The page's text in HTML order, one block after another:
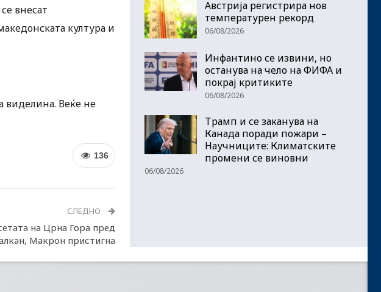
внесат
култура и
виделина. Веќе не
136
СЛЕДНО
на Црна Гора пред
Макрон пристигна
Австрија регистрира нов
температурен рекорд
06/08/2026
Инфантино се извини, но
останува на чело на ФИФА и
покрај критиките
06/08/2026
Трамп и се заканува на
Канада поради пожари –
Научниците: Климатските
промени се виновни
06/08/2026